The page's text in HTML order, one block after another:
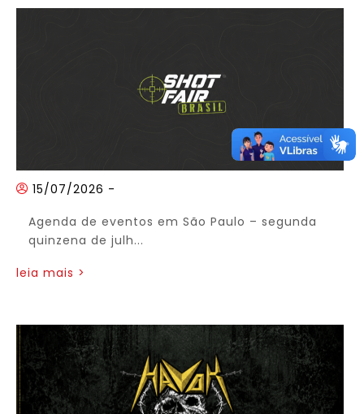
15/07/2026 -
Agenda de eventos em São Paulo – segunda
quinzena de julh...
leia mais >